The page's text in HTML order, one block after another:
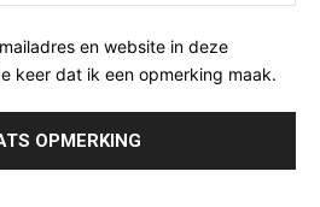
en website in deze
keer dat ik een opmerking maak.